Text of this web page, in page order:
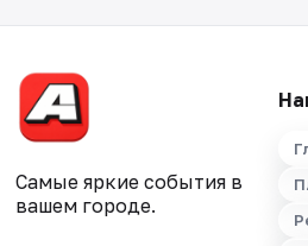
Самые яркие события в
вашем городе.